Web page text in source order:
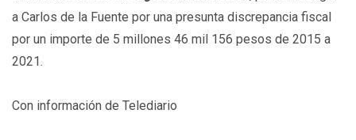
a Carlos de la Fuente por una presunta discrepancia fiscal
por un importe de 5 millones 46 mil 156 pesos de 2015 a
2021.
Con información de Telediario